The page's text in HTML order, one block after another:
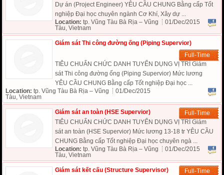
Dự án (Project Engineer) YÊU CẦU CHUNG Bằng cấp Tốt
nghiệp Đại học chuyên ngành Cơ Khí, Xây dự ...
Location: tp. Vũng Tàu Bà Rịa – Vũng
Tàu, Vietnam
01/Dec/2015
Giám sát Thi công đường ống (Piping Supervior)
Full-Time
TIÊU CHUẨN CHỨC DANH TUYỂN DỤNG VỊ TRÍ Giám
sát Thi công đường ống (Piping Supervior) Mức lương
YÊU CẦU CHUNG Bằng cấp Tốt nghiệp Đại học ...
Location: tp. Vũng Tàu Bà Rịa – Vũng
Tàu, Vietnam
01/Dec/2015
Giám sát an toàn (HSE Supervior)
Full-Time
TIÊU CHUẨN CHỨC DANH TUYỂN DỤNG VỊ TRÍ Giám
sát an toàn (HSE Supervior) Mức lương 13-18 tr YÊU CẦU
CHUNG Bằng cấp Tốt nghiệp Đại học chuyên ngà ...
Location: tp. Vũng Tàu Bà Rịa – Vũng
Tàu, Vietnam
01/Dec/2015
Giám sát kết cấu (Structure Supervisor)
Full-Time